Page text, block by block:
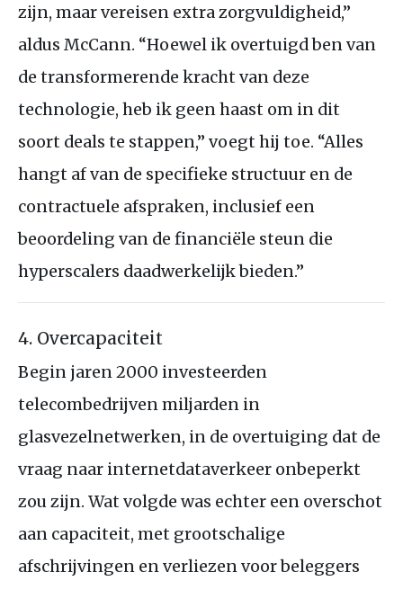
zijn, maar vereisen extra zorgvuldigheid,”
aldus McCann. “Hoewel ik overtuigd ben van
de transformerende kracht van deze
technologie, heb ik geen haast om in dit
soort deals te stappen,” voegt hij toe. “Alles
hangt af van de specifieke structuur en de
contractuele afspraken, inclusief een
beoordeling van de financiële steun die
hyperscalers daadwerkelijk bieden.”
4. Overcapaciteit
Begin jaren 2000 investeerden
telecombedrijven miljarden in
glasvezelnetwerken, in de overtuiging dat de
vraag naar internetdataverkeer onbeperkt
zou zijn. Wat volgde was echter een overschot
aan capaciteit, met grootschalige
afschrijvingen en verliezen voor beleggers